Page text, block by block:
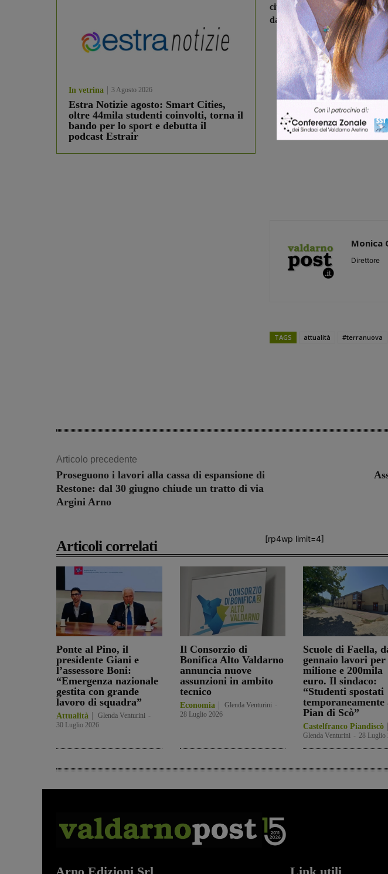
In vetrina 3 Agosto 2026
Estra Notizie agosto: Smart Cities,
oltre 44mila studenti coinvolti, torna il
bando per lo sport e debutta il
podcast Estrair
cittadini dal lunedì al venerdì
dalle ore 8,20 alle ore 12,35.
Monica
Direttore
TAGS attualità #terranuova
Articolo precedente
Proseguono i lavori alla cassa di espansione di
Restone: dal 30 giugno chiude un tratto di via
Argini Arno
[rp4wp limit=4]
Articoli correlati
Ponte al Pino, il
presidente Giani e
l’assessore Boni:
“Emergenza nazionale
gestita con grande
lavoro di squadra”
Attualità Glenda Venturini
30 Luglio 2026
Il Consorzio di
Bonifica Alto Valdarno
annuncia nuove
assunzioni in ambito
tecnico
Economia Glenda Venturini
28 Luglio 2026
Scuole di Faella,
gennaio lavori per
milione e 200mila
euro. Il sindaco:
“Studenti spostati
temporaneamente
Pian di Scò”
Castelfranco Piandiscò
Glenda Venturini 28 Luglio